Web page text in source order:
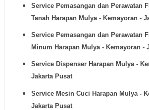
Service Pemasangan dan Perawatan
Tanah Harapan Mulya - Kemayoran -
Service Pemasangan dan Perawatan
Minum Harapan Mulya - Kemayoran -
Service Dispenser Harapan Mulya -
Jakarta Pusat
Service Mesin Cuci Harapan Mulya -
Jakarta Pusat